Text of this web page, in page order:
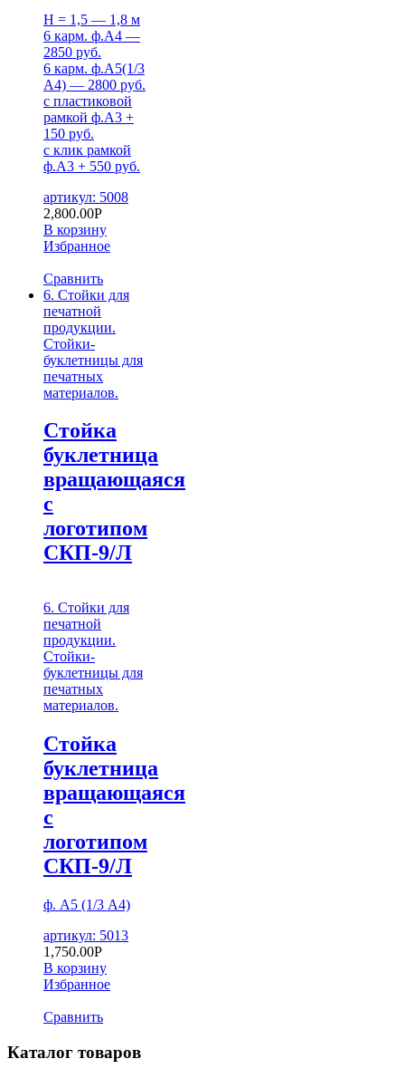
H = 1,5 — 1,8 м
6 карм. ф.А4 —
2850 руб.
6 карм. ф.А5(1/3
А4) — 2800 руб.
с пластиковой
рамкой ф.А3 +
150 руб.
с клик рамкой
ф.А3 + 550 руб.
артикул: 5008
2,800.00Р
В корзину
Избранное
Сравнить
6. Стойки для
печатной
продукции.
Стойки-
буклетницы для
печатных
материалов.
Стойка
буклетница
вращающаяся
с
логотипом
СКП-9/Л
6. Стойки для
печатной
продукции.
Стойки-
буклетницы для
печатных
материалов.
Стойка
буклетница
вращающаяся
с
логотипом
СКП-9/Л
ф. А5 (1/3 А4)
артикул: 5013
1,750.00Р
В корзину
Избранное
Сравнить
Каталог товаров